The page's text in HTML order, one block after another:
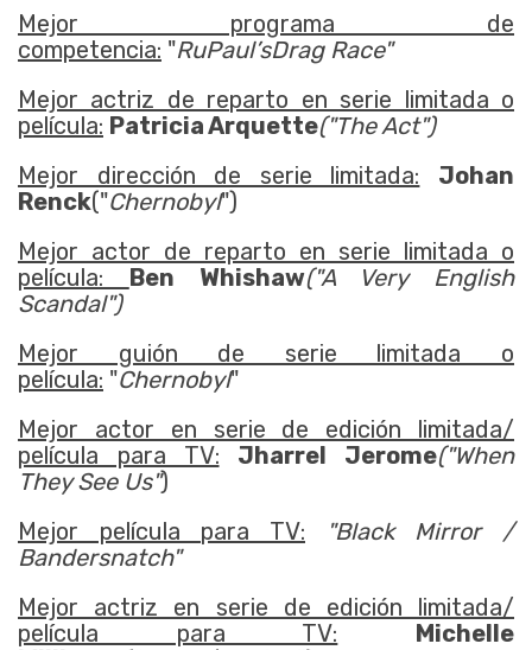
Mejor programa de
competencia: "RuPaul’sDrag Race"
Mejor actriz de reparto en serie limitada o
película: Patricia Arquette("The Act")
Mejor dirección de serie limitada:
Johan
Renck("Chernobyl")
Mejor actor de reparto en serie limitada o
película: Ben Whishaw("A Very English
Scandal")
Mejor guión de serie limitada o
película: "Chernobyl"
Mejor actor en serie de edición limitada/
película para TV:
Jharrel Jerome("When
They See Us")
Mejor película para TV:
"Black Mirror /
Bandersnatch"
Mejor actriz en serie de edición limitada/
película para TV:
Michelle